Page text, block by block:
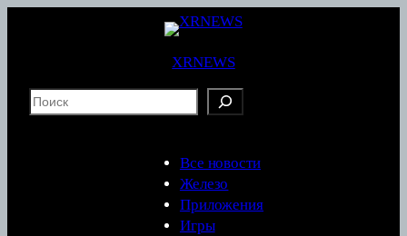
XRNEWS
Все новости
Железо
Приложения
Игры